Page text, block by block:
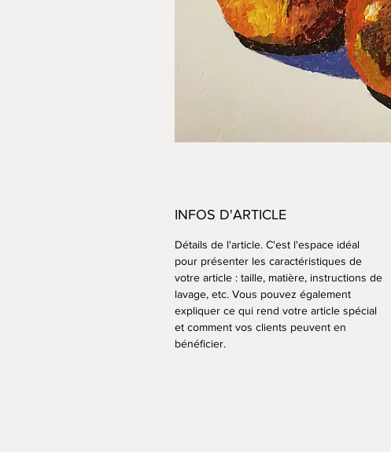
INFOS D'ARTICLE
Détails de l'article. C'est l'espace idéal
pour présenter les caractéristiques de
votre article : taille, matière, instructions de
lavage, etc. Vous pouvez également
expliquer ce qui rend votre article spécial
et comment vos clients peuvent en
bénéficier.